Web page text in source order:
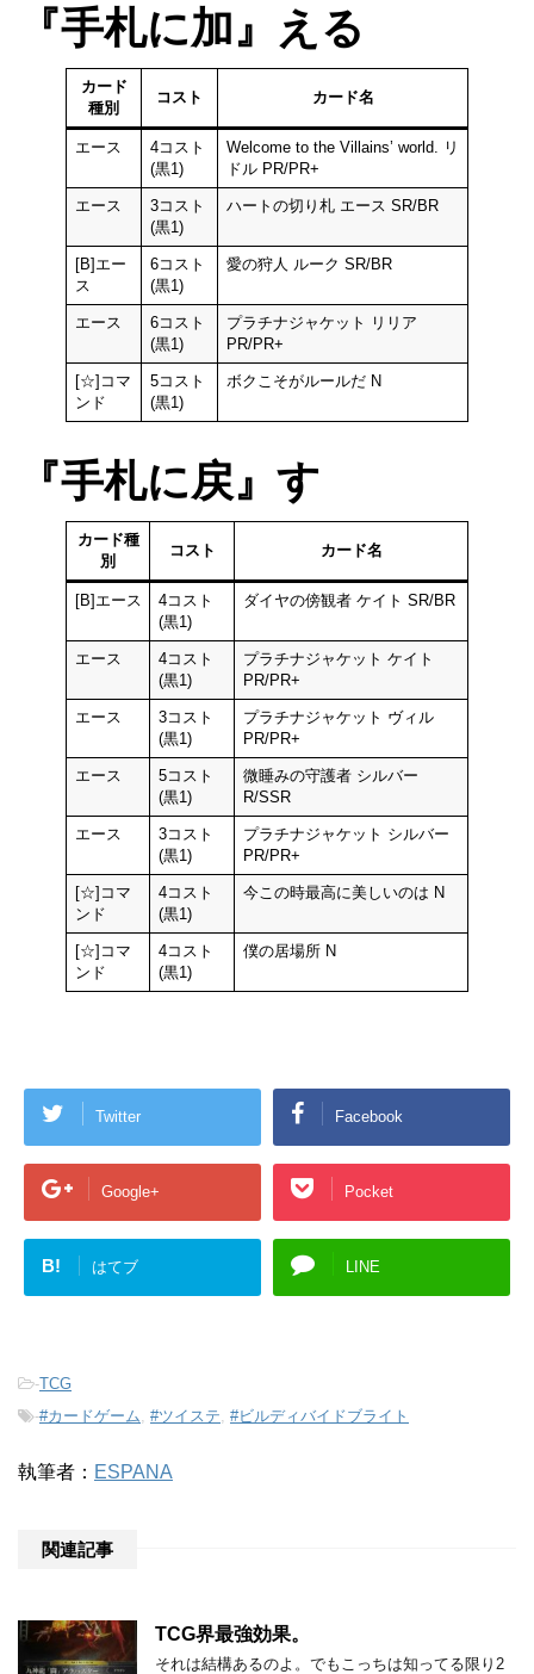
『手札に加』える
カード
種別
コスト カード名
エース
4コスト
(黒1)
Welcome to the Villains’ world. リ
ドル PR/PR+
エース
3コスト
(黒1)
ハートの切り札 エース SR/BR
[B]エー
ス
6コスト
(黒1)
愛の狩人 ルーク SR/BR
エース
6コスト
(黒1)
プラチナジャケット リリア
PR/PR+
[☆]コマ
ンド
5コスト
(黒1)
ボクこそがルールだ N
『手札に戻』す
カード種
別
コスト カード名
[B]エース
4コスト
(黒1)
ダイヤの傍観者 ケイト SR/BR
エース
4コスト
(黒1)
プラチナジャケット ケイト
PR/PR+
エース
3コスト
(黒1)
プラチナジャケット ヴィル
PR/PR+
エース
5コスト
(黒1)
微睡みの守護者 シルバー
R/SSR
エース
3コスト
(黒1)
プラチナジャケット シルバー
PR/PR+
[☆]コマ
ンド
4コスト
(黒1)
今この時最高に美しいのは N
[☆]コマ
ンド
4コスト
(黒1)
僕の居場所 N
Twitter Facebook
Google+ Pocket
B! はてブ LINE
-TCG
-#カードゲーム #ツイステ #ビルディバイドブライト
執筆者： ESPANA
関連記事
TCG界最強効果。
それは結構あるのよ。でもこっちは知ってる限り2